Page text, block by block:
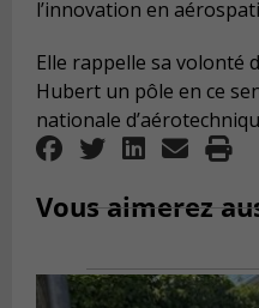
l’innovation en
Elle rappelle sa volonté
Hubert un pôle en ce
nationale
Vous aimerez